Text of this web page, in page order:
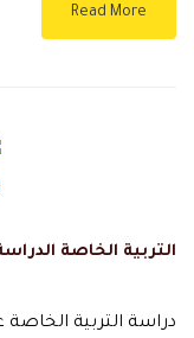
Read More
التربية الخاصة
دراسة التربية